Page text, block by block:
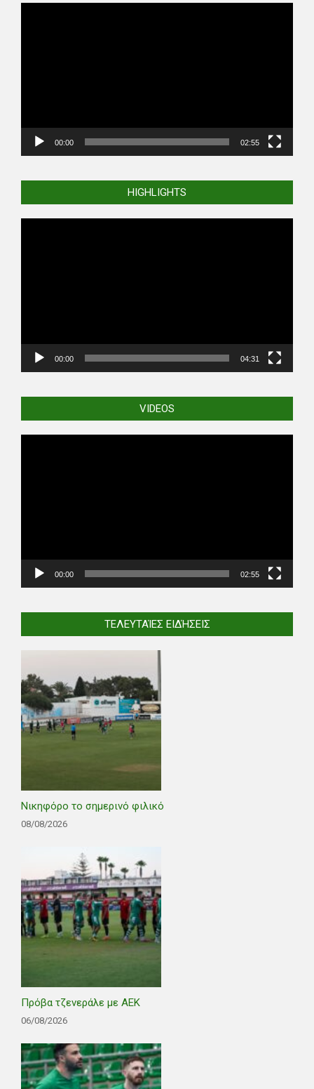
00:00 02:55
HIGHLIGHTS
00:00 04:31
VIDEOS
00:00 02:55
ΤΕΛΕΥΤΑΊΕΣ ΕΙΔΉΣΕΙΣ
Νικηφόρο το σημερινό φιλικό
08/08/2026
Πρόβα τζενεράλε με ΑΕΚ
06/08/2026